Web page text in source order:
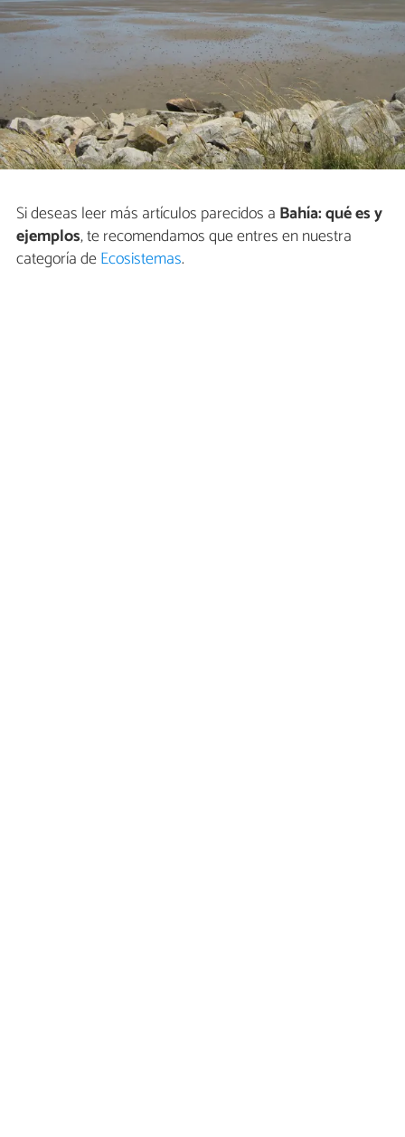
Si deseas leer más artículos parecidos a Bahía: qué es y
ejemplos, te recomendamos que entres en nuestra
categoría deEcosistemas.